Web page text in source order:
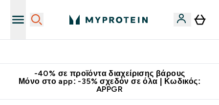
-40% σε προϊόντα διαχείρισης βάρους
Μόνο στο app: -35% σχεδόν σε όλα | Κωδικός:
APPGR